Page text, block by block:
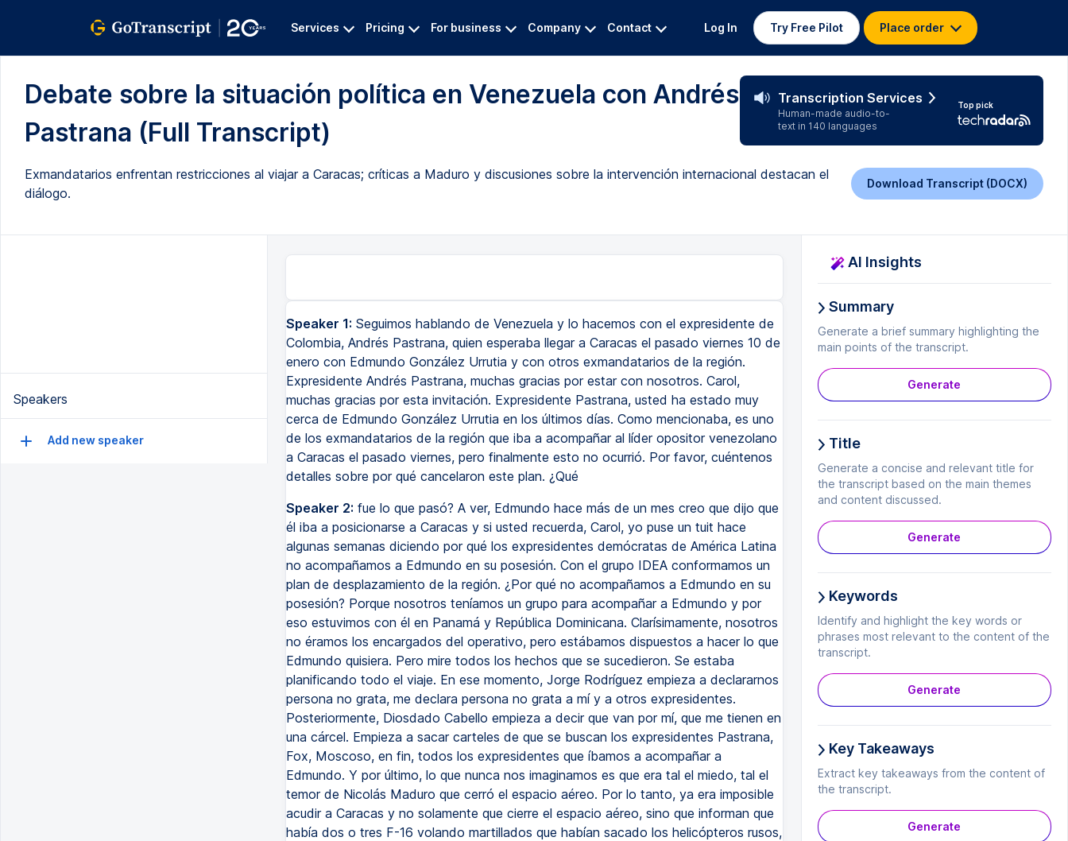
Services Pricing For business Company Contact Log In Try Free Pilot Place order
Debate sobre la situación política en Venezuela con Andrés
Pastrana (Full Transcript)
Transcription Services
Human-made audio-to-
text in 140 languages
Top pick
Exmandatarios enfrentan restricciones al viajar a Caracas; críticas a Maduro y discusiones sobre la intervención internacional destacan el
diálogo.
Download Transcript (DOCX)
Speakers
Add new speaker
Speaker 1: Seguimos hablando de Venezuela y lo hacemos con el expresidente de
Colombia, Andrés Pastrana, quien esperaba llegar a Caracas el pasado viernes 10 de
enero con Edmundo González Urrutia y con otros exmandatarios de la región.
Expresidente Andrés Pastrana, muchas gracias por estar con nosotros. Carol,
muchas gracias por esta invitación. Expresidente Pastrana, usted ha estado muy
cerca de Edmundo González Urrutia en los últimos días. Como mencionaba, es uno
de los exmandatarios de la región que iba a acompañar al líder opositor venezolano
a Caracas el pasado viernes, pero finalmente esto no ocurrió. Por favor, cuéntenos
detalles sobre por qué cancelaron este plan. ¿Qué
Speaker 2: fue lo que pasó? A ver, Edmundo hace más de un mes creo que dijo que
él iba a posicionarse a Caracas y si usted recuerda, Carol, yo puse un tuit hace
algunas semanas diciendo por qué los expresidentes demócratas de América Latina
no acompañamos a Edmundo en su posesión. Con el grupo IDEA conformamos un
plan de desplazamiento de la región. ¿Por qué no acompañamos a Edmundo en su
posesión? Porque nosotros teníamos un grupo para acompañar a Edmundo y por
eso estuvimos con él en Panamá y República Dominicana. Clarísimamente, nosotros
no éramos los encargados del operativo, pero estábamos dispuestos a hacer lo que
Edmundo quisiera. Pero mire todos los hechos que se sucedieron. Se estaba
planificando todo el viaje. En ese momento, Jorge Rodríguez empieza a declararnos
persona no grata, me declara persona no grata a mí y a otros expresidentes.
Posteriormente, Diosdado Cabello empieza a decir que van por mí, que me tienen en
una cárcel. Empieza a sacar carteles de que se buscan los expresidentes Pastrana,
Fox, Moscoso, en fin, todos los expresidentes que íbamos a acompañar a
Edmundo. Y por último, lo que nunca nos imaginamos es que era tal el miedo, tal el
temor de Nicolás Maduro que cerró el espacio aéreo. Por lo tanto, ya era imposible
acudir a Caracas y no solamente que cierre el espacio aéreo, sino que informan que
había dos o tres F-16 volando martillados que habían sacado los helicópteros rusos,
AI Insights
Summary
Generate a brief summary highlighting the
main points of the transcript.
Generate
Title
Generate a concise and relevant title for
the transcript based on the main themes
and content discussed.
Generate
Keywords
Identify and highlight the key words or
phrases most relevant to the content of the
transcript.
Generate
Key Takeaways
Extract key takeaways from the content of
the transcript.
Generate